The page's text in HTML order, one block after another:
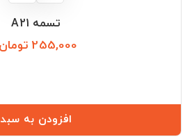
تسمه A21
255,000 تومان
افزودن به سبد